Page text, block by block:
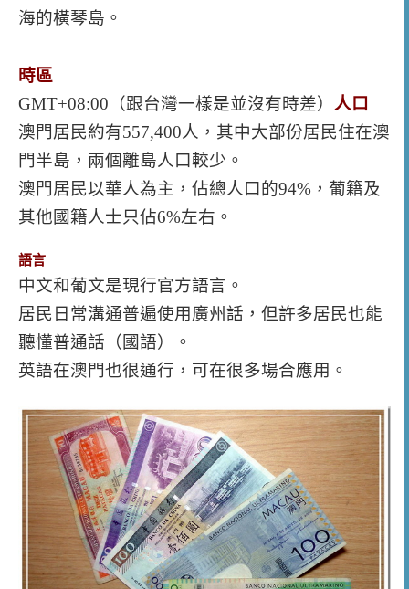
海的橫琴島。
時區
GMT+08:00（跟台灣一樣是並沒有時差） 人口
澳門居民約有557,400人，其中大部份居民住在澳
門半島，兩個離島人口較少。
澳門居民以華人為主，佔總人口的94%，葡籍及
其他國籍人士只佔6%左右。
語言
中文和葡文是現行官方語言。
居民日常溝通普遍使用廣州話，但許多居民也能
聽懂普通話（國語）。
英語在澳門也很通行，可在很多場合應用。